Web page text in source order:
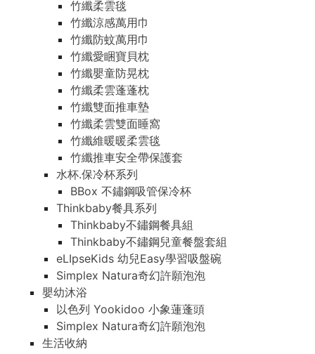
竹纖柔雲毯
竹纖涼感萬用巾
竹纖防蚊萬用巾
竹纖愛睏寶貝枕
竹纖嬰童防晃枕
竹纖柔雲蓬蓬枕
竹纖雙面推車墊
竹纖柔雲雙面睡窩
竹纖維暖暖柔雲毯
竹纖推車安全帶保護套
水杯.保冷杯系列
BBox 不鏽鋼吸管保冷杯
Thinkbaby餐具系列
Thinkbaby不鏽鋼餐具組
Thinkbaby不鏽鋼兒童餐盤套組
eLIpseKids 幼兒Easy學習吸盤碗
Simplex Natura奇幻許願泡泡
嬰幼沐浴
以色列 Yookidoo 小象蓮蓬頭
Simplex Natura奇幻許願泡泡
生活收納